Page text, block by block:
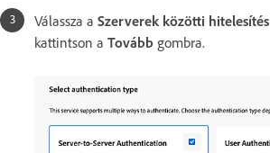
Válassza a Szerverek közötti hitelesítés
kattintson a Tovább gombra.